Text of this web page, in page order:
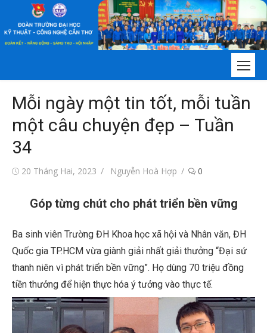
nội
Mỗi ngày một tin tốt, mỗi tuần
một câu chuyện đẹp – Tuần
34
Đăng20 Tháng Hai, 2023
Tác
Nguyễn Hoà Hợp 0
Góp từng chút cho phát triển bền vững
Ba sinh viên Trường ĐH Khoa học xã hội và Nhân văn, ĐH
Quốc gia TP.HCM vừa giành giải nhất giải thưởng “Đại sứ
thanh niên vì phát triển bền vững”. Họ dùng 70 triệu đồng
tiền thưởng để hiện thực hóa ý tưởng vào thực tế.